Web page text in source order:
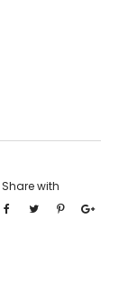
Share with